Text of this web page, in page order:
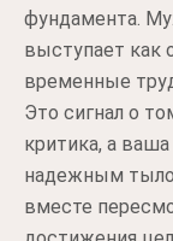
фундамента.
выступает как
временные
Это сигнал о
критика, а
надежным
вместе